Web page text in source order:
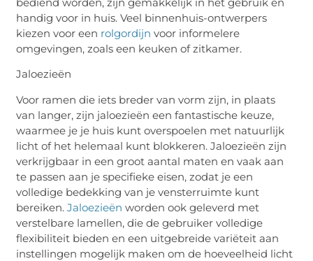
handig voor in huis. Veel binnenhuis-ontwerpers
kiezen voor een rolgordijn voor informelere
omgevingen, zoals een keuken of zitkamer.
Jaloezieën
Voor ramen die iets breder van vorm zijn, in plaats
van langer, zijn jaloezieën een fantastische keuze,
waarmee je je huis kunt overspoelen met natuurlijk
licht of het helemaal kunt blokkeren. Jaloezieën zijn
verkrijgbaar in een groot aantal maten en vaak aan
te passen aan je specifieke eisen, zodat je een
volledige bedekking van je vensterruimte kunt
bereiken.Jaloezieën worden ook geleverd met
verstelbare lamellen, die de gebruiker volledige
flexibiliteit bieden en een uitgebreide variëteit aan
instellingen mogelijk maken om de hoeveelheid licht